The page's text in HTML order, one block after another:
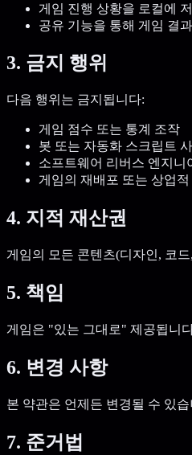
게임 진행 상황을 로컬에
공유 기능을 통해 게임 결
3. 금지 행위
다음 행위는 금지됩니다:
게임 점수 또는 통계 조작
봇 또는 자동화 스크립트
소프트웨어 리버스 엔지니
게임의 재배포 또는 상업적
4. 지적 재산권
게임의 모든 콘텐츠(디자인, 코
5. 책임
게임은 "있는 그대로" 제공됩니
6. 변경 사항
본 약관은 언제든 변경될 수 있
7. 준거법